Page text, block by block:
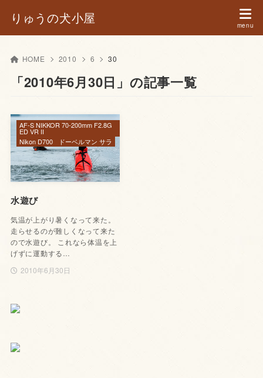
りゅうの犬小屋
HOME 2010 6 30
「2010年6月30日」の記事一覧
水遊び
気温が上がり暑くなって来た。
走らせるのが難しくなって来た
ので水遊び。 これなら体温を上
げずに運動する…
2010年6月30日
AF-S NIKKOR 70-200mm F2.8G
ED VR II
Nikon D700
ドーベルマン サラ